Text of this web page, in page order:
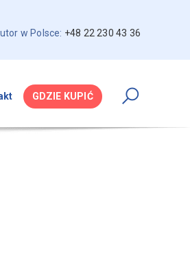
w Polsce: +48 22 230 43 36
GDZIE KUPIĆ